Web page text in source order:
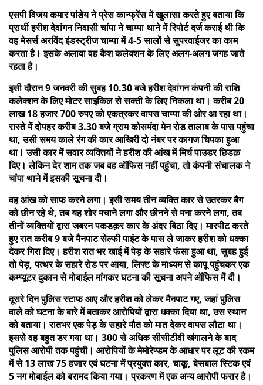
एसपी विजय कमार पांडेय ने प्रेस कान्फ्रेंस में खुलासा करते हुए बताया कि
प्रार्थी हरीश देवांगन निवासी चांपा ने चाम्पा थाने में रिपोर्ट दर्ज कराई थी कि
वह मेसर्स अरविंद इंडस्ट्रीज चाम्पा में 4-5 सालों से सुपरवाईजर का काम
करता है। इसके अलावा वह कैश कलेक्शन के लिए अलग-अलग जगह जाते
रहता है।
इसी दौरान 9 जनवरी की सुबह 10.30 बजे हरीश देवांगन कंपनी की राशि
कलेक्शन के लिए मोटर साइकिल से सक्ती के लिए निकला था। करीब 20
लाख 18 हजार 700 रुपए को एकत्रकर वापस चाम्पा की ओर आ रहा था।
रास्ते में दोपहर करीब 3.30 बजे ग्राम कोसमंदा मेन रोड तालाब के पास पहुंचा
था, उसी समय काले रंग की कार आखिरी दो नंबर पर कागज चिपका हुआ
था। उसी कार में सवार व्यक्तियों ने हरीश की आंख में मिर्च पाउडर छिडक़
दिए। लेकिन देर शाम तक जब वह ऑफिस नहीं पहुंचा, तो कंपनी संचालक ने
चांपा थाने में इसकी सूचना दी।
वह आंख को साफ करने लगा। इसी समय तीन व्यक्ति कार से उतरकर बैग
को छीन रहे थे, तब यह शोर मचाने लगा और छीनने से मना करने लगा, तब
तीनों व्यक्तियों द्वारा जबरन पकडक़र कार के अंदर बिठा दिए। मारपीट करते
हुए रात करीब 9 बजे मैनपाट सेल्फी पाइंट के पास ले जाकर हरीश को धक्का
देकर गिरा दिए। हरीश रात भर खाई में पेड़ के सहारे फंसा हुआ था, सुबह हुई
तो पेड़, पत्थर के सहारे रोड पर आया, लिफ्ट के माध्यम से कापू पहुंचकर एक
कम्प्यूटर दुकान से मोबाईल मांगकर घटना की सूचना अपने ऑफिस में दी।
दूसरे दिन पुलिस स्टाफ आए और हरीश को लेकर मैनपाट गए, जहां पुलिस
वाले को घटना के बारे में बताकर आरोपियों द्वारा धक्का दिया था, उस स्थान
को बताया। रातभर एक पेड़ के सहारे मौत को मात देकर वापस लौटा था।
इससे वह बहुत डर गया था। 300 से अधिक सीसीटीवी खंगालने के बाद
पुलिस आरोपी तक पहुंची। आरोपियों के मेमोरेण्डम के आधार पर लूट की रकम
में से 13 लाख 75 हजार एवं घटना में प्रयुक्त कार, चाकू, बेसबाल स्टिक एवं
5 नग मोबाईल को बरामद किया गया। प्रकरण में एक अन्य आरोपी फरार है।